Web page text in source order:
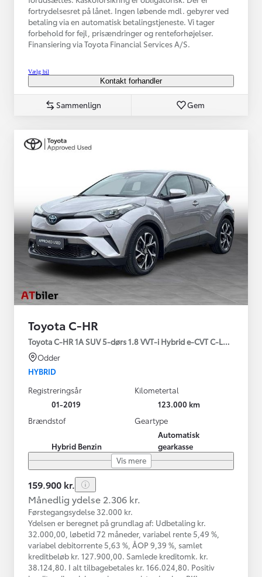
fortrydelsesret på lånet. Ingen løbende mdl. gebyrer ved
betaling via en automatisk betalingstjeneste. Vi tager
forbehold for fejl, prisændringer og renteforhøjelser.
Finansiering via Toyota Financial Services A/S.
Vælg bil
Kontakt forhandler
Sammenlign Gem
Toyota C-HR
Toyota C-HR 1A SUV 5-dørs 1.8 VVT-i Hybrid e-CVT C-LUB -
Odder
HYBRID
Registreringsår
01-2019
Kilometertal
123.000 km
Brændstof
Hybrid Benzin
Geartype
Automatisk
gearkasse
Vis mere
159.900 kr.
Månedlig ydelse 2.306 kr.
Førstegangsydelse 32.000 kr.
Ydelsen er beregnet på grundlag af: Udbetaling kr.
32.000,00, løbetid 72 måneder, variabel rente 5,49 %,
variabel debitorrente 5,63 %, ÅOP 9,39 %, samlet
kreditbeløb kr. 127.900,00. Samlede kreditomk. kr.
38.124,80. I alt tilbagebetales kr. 166.024,80. Positiv